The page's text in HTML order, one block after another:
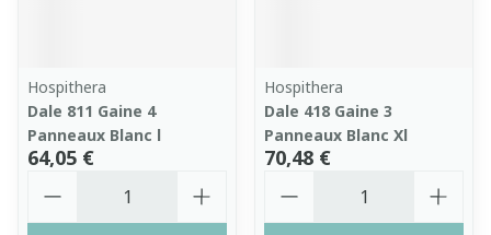
Hospithera
Dale 811 Gaine 4
Panneaux Blanc l
64,05 €
Hospithera
Dale 418 Gaine 3
Panneaux Blanc Xl
70,48 €